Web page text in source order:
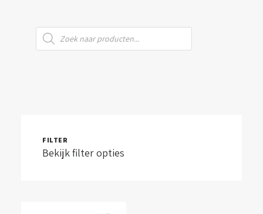
Producten
zoeken
FILTER
Bekijk filter opties